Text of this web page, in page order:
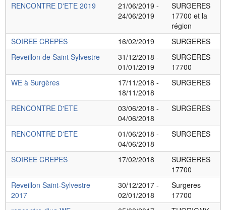
RENCONTRE D'ETE 2019
21/06/2019 -
24/06/2019
SURGERES
17700 et la
région
SOIREE CREPES
16/02/2019
SURGERES
Reveillon de Saint Sylvestre
31/12/2018 -
01/01/2019
SURGERES
17700
WE à Surgères
17/11/2018 -
18/11/2018
SURGERES
RENCONTRE D'ETE
03/06/2018 -
04/06/2018
SURGERES
RENCONTRE D'ETE
01/06/2018 -
04/06/2018
SURGERES
SOIREE CREPES 17/02/2018
SURGERES
17700
Reveillon Saint-Sylvestre
2017
30/12/2017 -
02/01/2018
Surgeres
17700